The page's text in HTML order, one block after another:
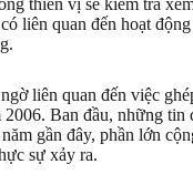
thiên vị sẽ kiểm tra
liên quan đến hoạt
liên quan đến việc
2006. Ban đầu, những tin
gần đây, phần lớn
sự xảy ra.